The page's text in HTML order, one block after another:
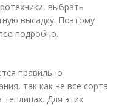
выбрать
высадку. Поэтому
подробно.
правильно
так как не все сорта
Для этих